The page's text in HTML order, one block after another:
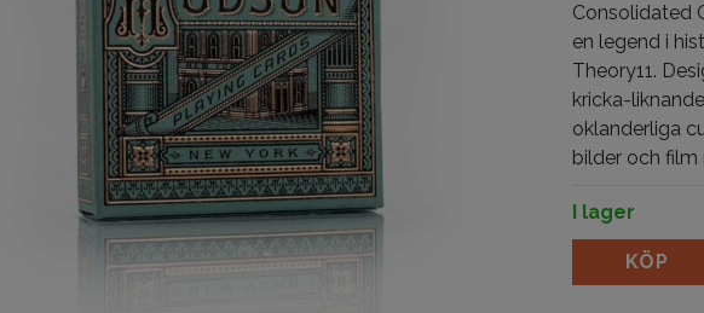
Consolidated
en legend i
Theory11.
kricka-
oklanderliga
bilder och film
I lager
HudsonKÖP